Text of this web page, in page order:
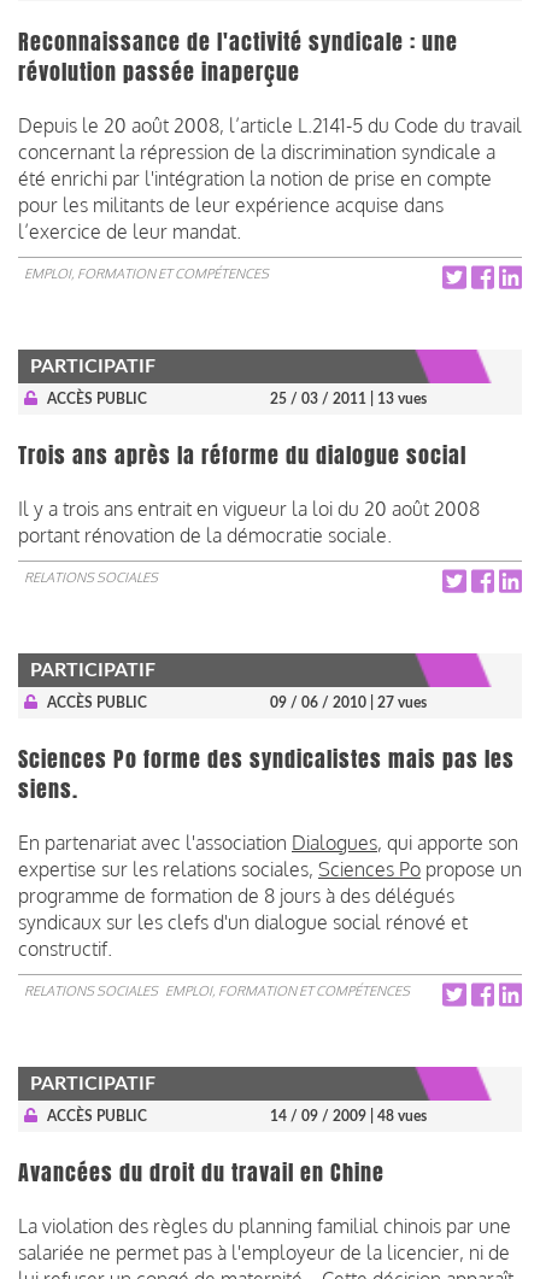
Reconnaissance de l'activité syndicale : une
révolution passée inaperçue
Depuis le 20 août 2008, l’article L.2141-5 du Code du travail
concernant la répression de la discrimination syndicale a
été enrichi par l'intégration la notion de prise en compte
pour les militants de leur expérience acquise dans
l’exercice de leur mandat.
EMPLOI, FORMATION ET COMPÉTENCES
PARTICIPATIF
ACCÈS PUBLIC 25 / 03 / 2011 | 13 vues
Trois ans après la réforme du dialogue social
Il y a trois ans entrait en vigueur la loi du 20 août 2008
portant rénovation de la démocratie sociale.
RELATIONS SOCIALES
PARTICIPATIF
ACCÈS PUBLIC 09 / 06 / 2010 | 27 vues
Sciences Po forme des syndicalistes mais pas les
siens.
En partenariat avec l'association Dialogues, qui apporte son
expertise sur les relations sociales, Sciences Po propose un
programme de formation de 8 jours à des délégués
syndicaux sur les clefs d'un dialogue social rénové et
constructif.
RELATIONS SOCIALES EMPLOI, FORMATION ET COMPÉTENCES
PARTICIPATIF
ACCÈS PUBLIC 14 / 09 / 2009 | 48 vues
Avancées du droit du travail en Chine
La violation des règles du planning familial chinois par une
salariée ne permet pas à l'employeur de la licencier, ni de